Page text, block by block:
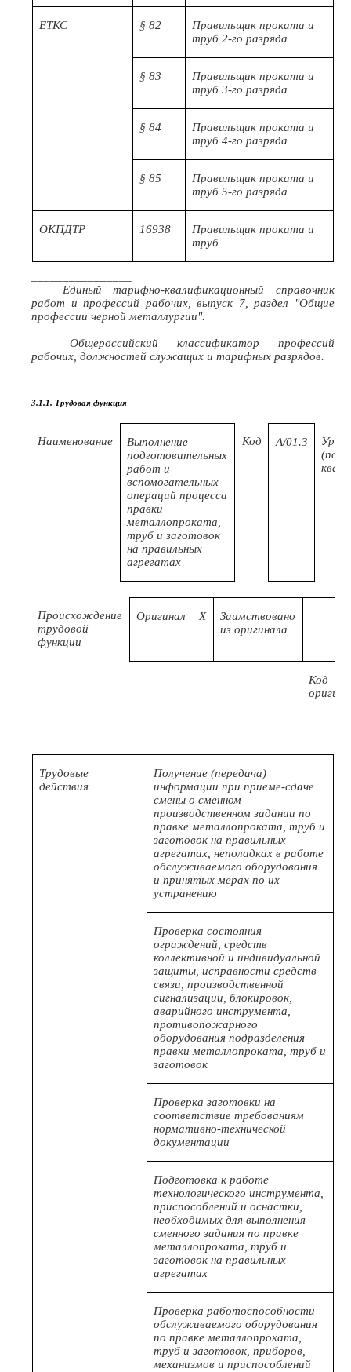
ЕТКС § 82
Правильщик проката и
труб 2-го разряда
§ 83
Правильщик проката и
труб 3-го разряда
§ 84
Правильщик проката и
труб 4-го разряда
§ 85
Правильщик проката и
труб 5-го разряда
ОКПДТР 16938
Правильщик проката и
труб
Единый тарифно-квалификационный справочник
работ и профессий рабочих, выпуск 7, раздел "Общие
профессии черной металлургии".
Общероссийский классификатор профессий
рабочих, должностей служащих и тарифных разрядов.
3.1.1. Трудовая функция
Наименование
Выполнение
подготовительных
работ и
вспомогательных
операций процесса
правки
металлопроката,
труб и заготовок
на правильных
агрегатах
Код А/01.3
Происхождение
трудовой
функции
Оригинал X
Заимствовано
из оригинала
Код
Трудовые
действия
Получение (передача)
информации при приеме-сдаче
смены о сменном
производственном задании по
правке металлопроката, труб и
заготовок на правильных
агрегатах, неполадках в работе
обслуживаемого оборудования
и принятых мерах по их
устранению
Проверка состояния
ограждений, средств
коллективной и индивидуальной
защиты, исправности средств
связи, производственной
сигнализации, блокировок,
аварийного инструмента,
противопожарного
оборудования подразделения
правки металлопроката, труб и
заготовок
Проверка заготовки на
соответствие требованиям
нормативно-технической
документации
Подготовка к работе
технологического инструмента,
приспособлений и оснастки,
необходимых для выполнения
сменного задания по правке
металлопроката, труб и
заготовок на правильных
агрегатах
Проверка работоспособности
обслуживаемого оборудования
по правке металлопроката,
труб и заготовок, приборов,
механизмов и приспособлений